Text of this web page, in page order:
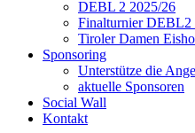
DEBL 2 2025/26
Finalturnier DEBL2
Tiroler Damen
Sponsoring
Unterstütze die
aktuelle Sponsoren
Social Wall
Kontakt